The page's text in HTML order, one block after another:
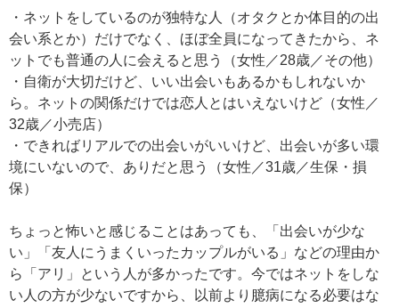
・ネットをしているのが独特な人（オタクとか体目的の出
会い系とか）だけでなく、ほぼ全員になってきたから、ネ
ットでも普通の人に会えると思う（女性／28歳／その他）
・自衛が大切だけど、いい出会いもあるかもしれないか
ら。ネットの関係だけでは恋人とはいえないけど（女性／
32歳／小売店）
・できればリアルでの出会いがいいけど、出会いが多い環
境にいないので、ありだと思う（女性／31歳／生保・損
保）
ちょっと怖いと感じることはあっても、「出会いが少な
い」「友人にうまくいったカップルがいる」などの理由か
ら「アリ」という人が多かったです。今ではネットをしな
い人の方が少ないですから、以前より臆病になる必要はな